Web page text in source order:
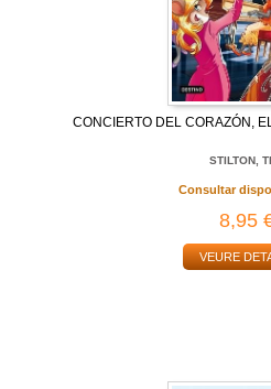
CONCIERTO DEL CORAZÓN,
STILTON,
Consultar
8,95
VEURE